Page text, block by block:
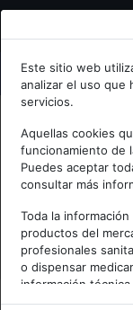
Bienvenid@
Escribe tu Email
Accede o
Este sitio web
analizar el uso que
servicios.
Aquellas cookies
funcionamiento de
Puedes aceptar
consultar más
Toda la
productos del
profesionales
o dispensar
información
meramente